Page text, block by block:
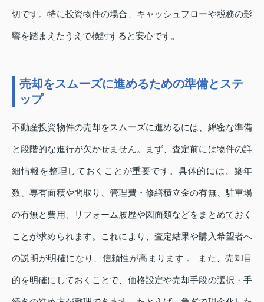
切です。特に投資物件の場合、キャッシュフローや税務の影
響を踏まえたうえで検討すると安心です。
売却をスムーズに進めるための準備とステ
ップ
不動産投資物件の売却をスムーズに進めるには、綿密な準備
と段階的な進行が欠かせません。まず、査定前には物件の詳
細情報を整理しておくことが重要です。具体的には、築年
数、専有面積や間取り、管理費・修繕積立金の有無、駐車場
の有無と費用、リフォーム履歴や図面類などをまとめておく
ことが求められます。これにより、査定結果や購入希望者へ
の説明が明確になり、信頼性が高まります 。 また、売却目
的を明確にしておくことで、価格設定や売却手段の選択・手